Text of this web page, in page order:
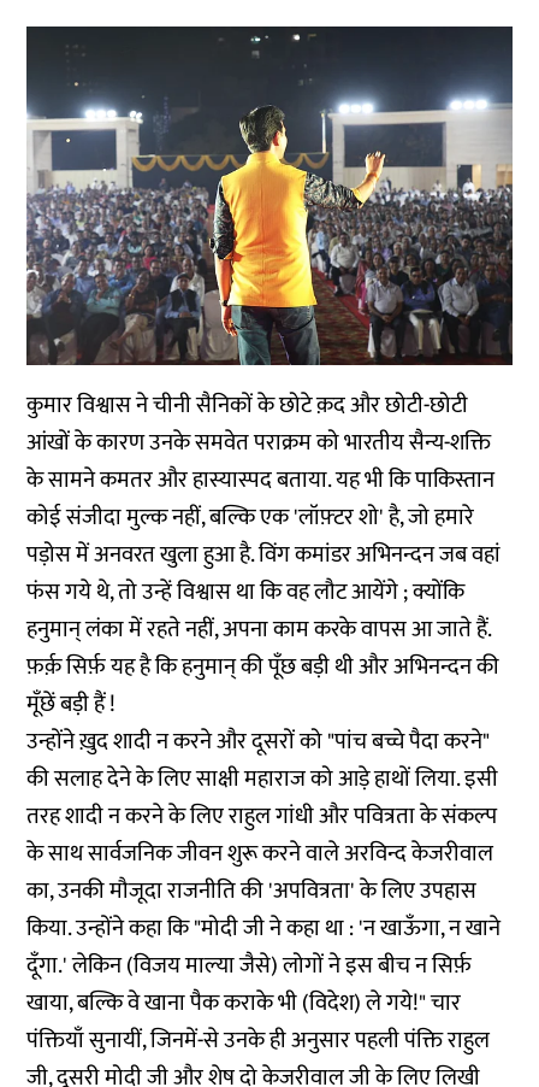
कुमार विश्वास ने चीनी सैनिकों के छोटे क़द और छोटी-छोटी
आंखों के कारण उनके समवेत पराक्रम को भारतीय सैन्य-शक्ति
के सामने कमतर और हास्यास्पद बताया. यह भी कि पाकिस्तान
कोई संजीदा मुल्क नहीं, बल्कि एक 'लॉफ़्टर शो' है, जो हमारे
पड़ोस में अनवरत खुला हुआ है. विंग कमांडर अभिनन्दन जब वहां
फंस गये थे, तो उन्हें विश्वास था कि वह लौट आयेंगे ; क्योंकि
हनुमान् लंका में रहते नहीं, अपना काम करके वापस आ जाते हैं.
फ़र्क़ सिर्फ़ यह है कि हनुमान् की पूँछ बड़ी थी और अभिनन्दन की
मूँछें बड़ी हैं !
उन्होंने ख़ुद शादी न करने और दूसरों को "पांच बच्चे पैदा करने"
की सलाह देने के लिए साक्षी महाराज को आड़े हाथों लिया. इसी
तरह शादी न करने के लिए राहुल गांधी और पवित्रता के संकल्प
के साथ सार्वजनिक जीवन शुरू करने वाले अरविन्द केजरीवाल
का, उनकी मौजूदा राजनीति की 'अपवित्रता' के लिए उपहास
किया. उन्होंने कहा कि "मोदी जी ने कहा था : 'न खाऊँगा, न खाने
दूँगा.' लेकिन (विजय माल्या जैसे) लोगों ने इस बीच न सिर्फ़
खाया, बल्कि वे खाना पैक कराके भी (विदेश) ले गये!" चार
पंक्तियाँ सुनायीं, जिनमें-से उनके ही अनुसार पहली पंक्ति राहुल
जी, दूसरी मोदी जी और शेष दो केजरीवाल जी के लिए लिखी